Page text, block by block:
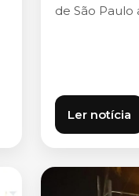
de São Paulo
Ler notícia